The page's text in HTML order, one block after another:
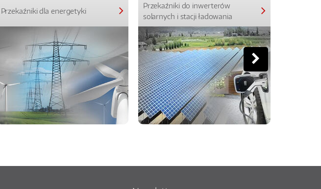
Przekaźniki dla energetyki
Przekaźniki do inwerterów
solarnych i stacji ładowania